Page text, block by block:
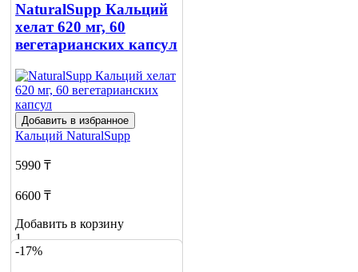
NaturalSupp Кальций
хелат 620 мг, 60
вегетарианских капсул
Добавить в избранное
Кальций NaturalSupp
5990 ₸
6600 ₸
Добавить в корзину
1
-17%